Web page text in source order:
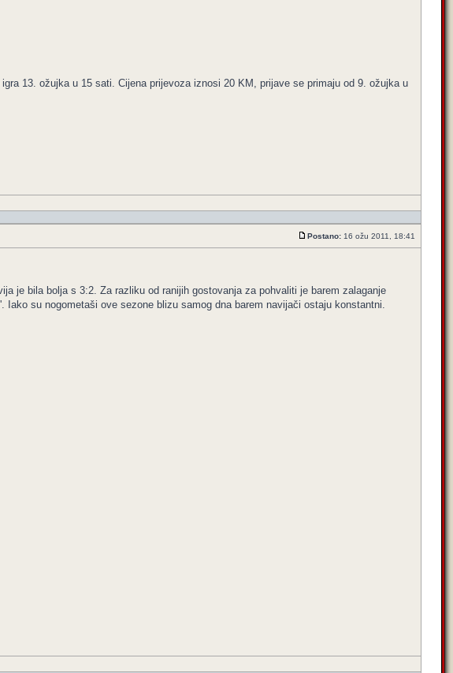
13. ožujka u 15 sati. Cijena prijevoza iznosi 20 KM, prijave se primaju od 9. ožujka u
Postano: 16 ožu 2011, 18:41
je bila bolja s 3:2. Za razliku od ranijih gostovanja za pohvaliti je barem zalaganje
su nogometaši ove sezone blizu samog dna barem navijači ostaju konstantni.